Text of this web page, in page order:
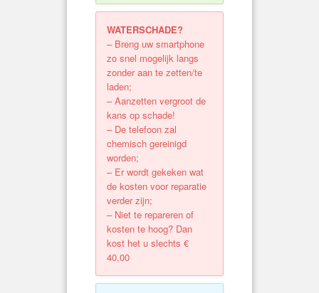
WATERSCHADE?
– Breng uw smartphone
zo snel mogelijk langs
zonder aan te zetten/te
laden;
– Aanzetten vergroot de
kans op schade!
– De telefoon zal
chemisch gereinigd
worden;
– Er wordt gekeken wat
de kosten voor reparatie
verder zijn;
– Niet te repareren of
kosten te hoog? Dan
kost het u slechts €
40,00